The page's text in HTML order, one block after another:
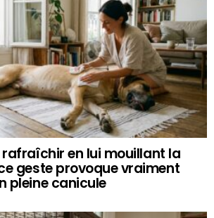
rafraîchir en lui mouillant la
geste provoque vraiment
pleine canicule